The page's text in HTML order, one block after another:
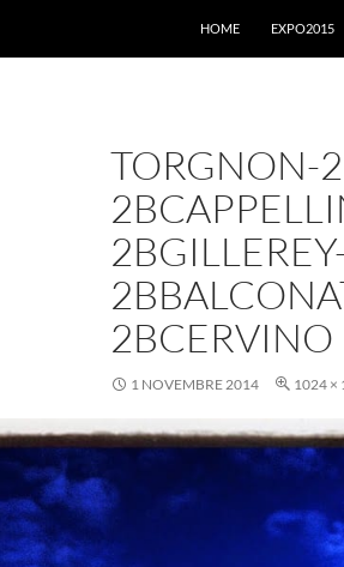
HOME
EXPO2015
TORGNON-
2BCERVINO
1 NOVEMBRE 2014 1024 ×